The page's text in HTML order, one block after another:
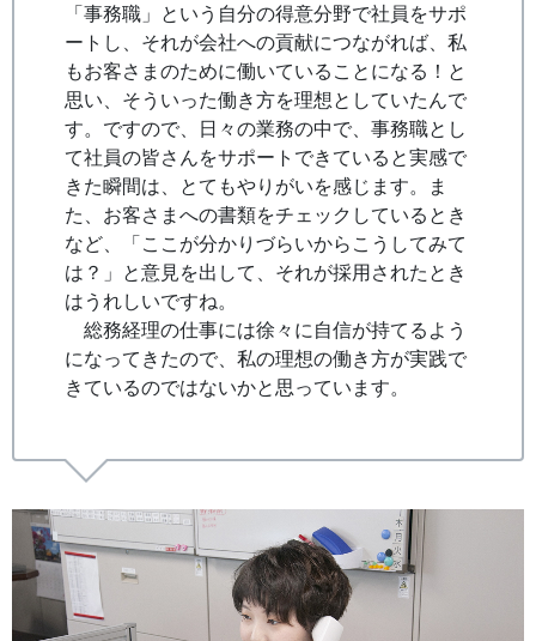
「事務職」という自分の得意分野で社員をサポ
ートし、それが会社への貢献につながれば、私
もお客さまのために働いていることになる！と
思い、そういった働き方を理想としていたんで
す。ですので、日々の業務の中で、事務職とし
て社員の皆さんをサポートできていると実感で
きた瞬間は、とてもやりがいを感じます。ま
た、お客さまへの書類をチェックしているとき
など、「ここが分かりづらいからこうしてみて
は？」と意見を出して、それが採用されたとき
はうれしいですね。
総務経理の仕事には徐々に自信が持てるよう
になってきたので、私の理想の働き方が実践で
きているのではないかと思っています。